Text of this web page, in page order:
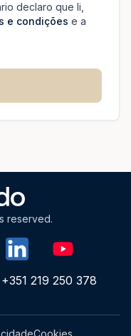
declaro que li,
e condições e a
reserved.
+351 219 250 378
Cookies